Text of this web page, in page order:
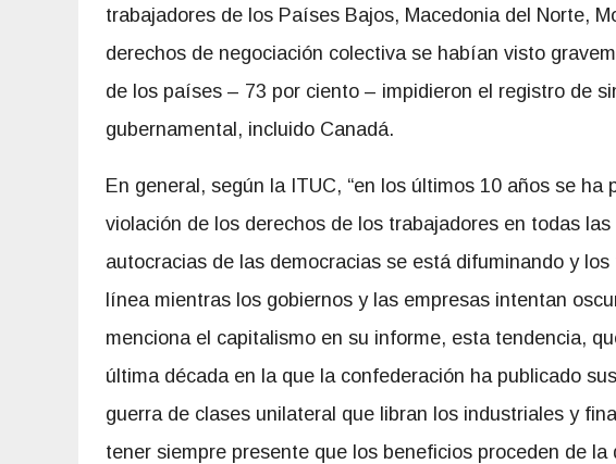
trabajadores de los Países Bajos, Macedonia del Norte,
derechos de negociación colectiva se habían visto
de los países – 73 por ciento – impidieron el registro de
gubernamental, incluido Canadá.
En general, según la ITUC, “en los últimos 10 años se
violación de los derechos de los trabajadores en todas
autocracias de las democracias se está difuminando y
línea mientras los gobiernos y las empresas intentan
menciona el capitalismo en su informe, esta tendencia,
última década en la que la confederación ha publicado
guerra de clases unilateral que libran los industriales y
tener siempre presente que los beneficios proceden de